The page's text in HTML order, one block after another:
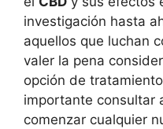
investigación hasta
aquellos que luchan
valer la pena
opción de
importante consultar
comenzar cualquier